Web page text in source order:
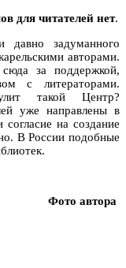
для читателей нет.
давно задуманного
авторами.
за поддержкой,
с литераторами.
такой Центр?
уже направлены в
на создание
В России подобные
Фото автора